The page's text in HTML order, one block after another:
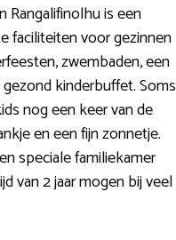
Rangalifinolhu is een
faciliteiten voor gezinnen
zwembaden, een
kinderbuffet. Soms
nog een keer van de
en een fijn zonnetje.
speciale familiekamer
van 2 jaar mogen bij veel